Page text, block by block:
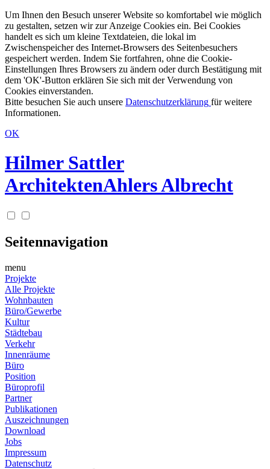
Um Ihnen den Besuch unserer Website so komfortabel wie möglich
zu gestalten, setzen wir zur Anzeige Cookies ein. Bei Cookies
handelt es sich um kleine Textdateien, die lokal im
Zwischenspeicher des Internet-Browsers des Seitenbesuchers
gespeichert werden. Indem Sie fortfahren, ohne die Cookie-
Einstellungen Ihres Browsers zu ändern oder durch Bestätigung mit
dem 'OK'-Button erklären Sie sich mit der Verwendung von
Cookies einverstanden.
Bitte besuchen Sie auch unsere Datenschutzerklärung für weitere
Informationen.
OK
Hilmer Sattler
ArchitektenAhlers Albrecht
Seitennavigation
menu
Projekte
Alle Projekte
Wohnbauten
Büro/Gewerbe
Kultur
Städtebau
Verkehr
Innenräume
Büro
Position
Büroprofil
Partner
Publikationen
Auszeichnungen
Download
Jobs
Impressum
Datenschutz